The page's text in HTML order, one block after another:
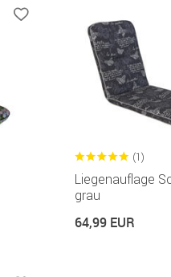
(1)
Liegenauflage
grau
64,99 EUR